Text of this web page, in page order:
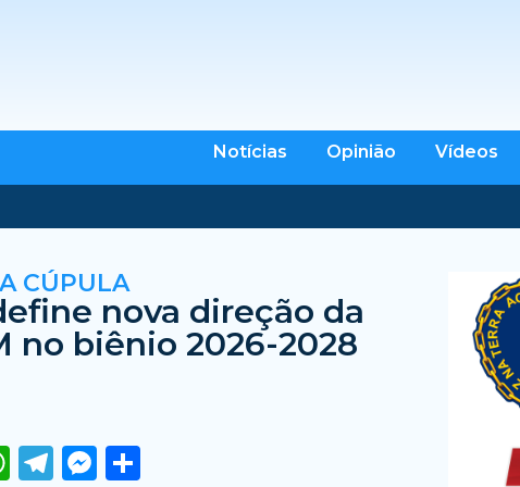
Notícias Opinião Vídeos
CÚPULA
nova direção da
no biênio 2026-2028
WhatsApp
Telegram
Messenger